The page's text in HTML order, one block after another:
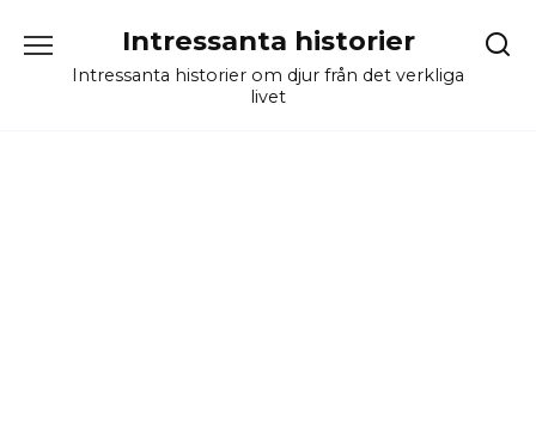
content
Intressanta historier
Intressanta historier om djur från det verkliga
livet